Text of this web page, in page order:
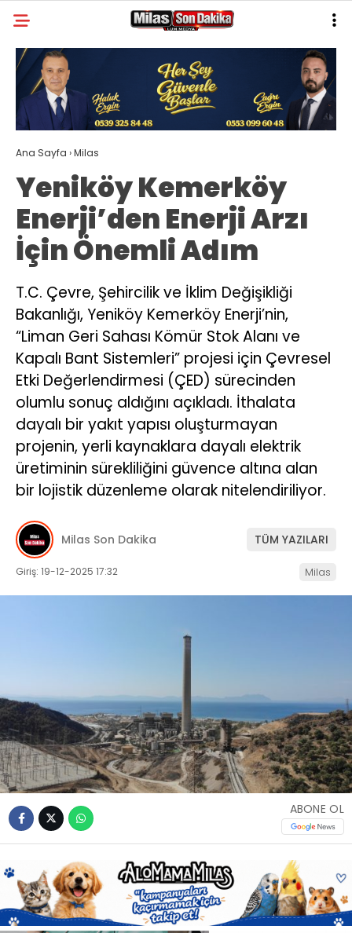
WhatsApp
İhbar Hattı
Youtube
30.4
GALERİ YAZARLAR
MILAS
MUĞLA’DAN
ASAYIŞ
GÜNDEM
EKONOMI
SPOR
VEFAT
GENEL
İLETIŞIM
KÜNYE
Ana Sayfa ›Milas
Yeniköy Kemerköy
Enerji’den Enerji Arzı
İçin Önemli Adım
T.C. Çevre, Şehircilik ve İklim Değişikliği
Bakanlığı, Yeniköy Kemerköy Enerji’nin,
“Liman Geri Sahası Kömür Stok Alanı ve
Kapalı Bant Sistemleri” projesi için Çevresel
Etki Değerlendirmesi (ÇED) sürecinden
olumlu sonuç aldığını açıkladı. İthalata
dayalı bir yakıt yapısı oluşturmayan
projenin, yerli kaynaklara dayalı elektrik
üretiminin sürekliliğini güvence altına alan
bir lojistik düzenleme olarak nitelendiriliyor.
Milas Son Dakika TÜM YAZILARI
Giriş: 19-12-2025 17:32 Milas
ABONE OL